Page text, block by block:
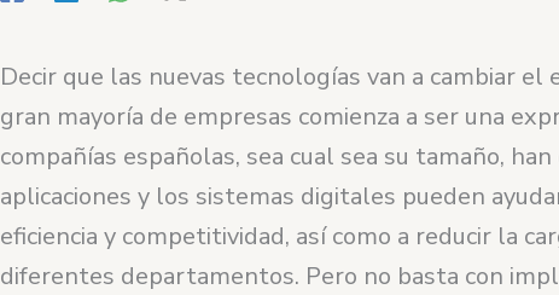
Decir que las nuevas tecnologías van a cambiar
gran mayoría de empresas comienza a ser una
compañías españolas, sea cual sea su tamaño,
aplicaciones y los sistemas digitales pueden
eficiencia y competitividad, así como a reducir la
diferentes departamentos. Pero no basta con